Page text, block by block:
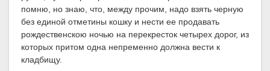
помню, но знаю, что, между прочим, надо взять черную
без единой отметины кошку и нести ее продавать
рождественскою ночью на перекресток четырех дорог, из
которых притом одна непременно должна вести к
кладбищу.